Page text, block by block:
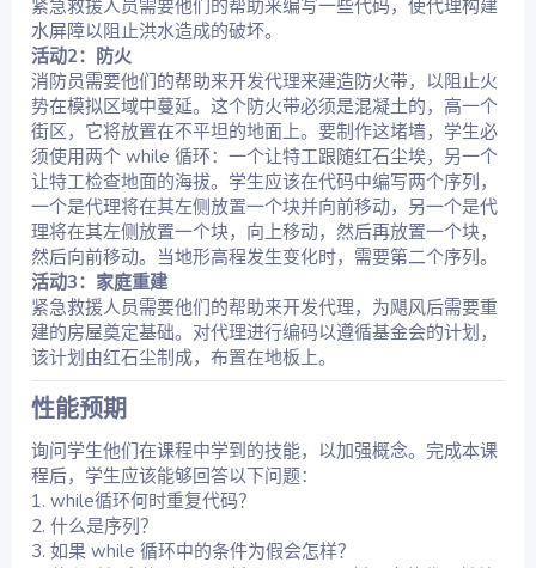
紧急救援人员需要他们的帮助来编写一些代码，使代理构建
水屏障以阻止洪水造成的破坏。
活动2：防火
消防员需要他们的帮助来开发代理来建造防火带，以阻止火
势在模拟区域中蔓延。这个防火带必须是混凝土的，高一个
街区，它将放置在不平坦的地面上。要制作这堵墙，学生必
须使用两个 while 循环：一个让特工跟随红石尘埃，另一个
让特工检查地面的海拔。学生应该在代码中编写两个序列，
一个是代理将在其左侧放置一个块并向前移动，另一个是代
理将在其左侧放置一个块，向上移动，然后再放置一个块，
然后向前移动。当地形高程发生变化时，需要第二个序列。
活动3：家庭重建
紧急救援人员需要他们的帮助来开发代理，为飓风后需要重
建的房屋奠定基础。对代理进行编码以遵循基金会的计划，
该计划由红石尘制成，布置在地板上。
性能预期​
询问学生他们在课程中学到的技能，以加强概念。完成本课
程后，学生应该能够回答以下问题：
1. while循环何时重复代码？
2. 什么是序列？
3. 如果 while 循环中的条件为假会怎样？